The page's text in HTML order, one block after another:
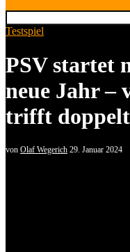
Testspiel
PSV startet
neue Jahr –
trifft doppelt
von Olaf Wegerich 29. Januar 2024